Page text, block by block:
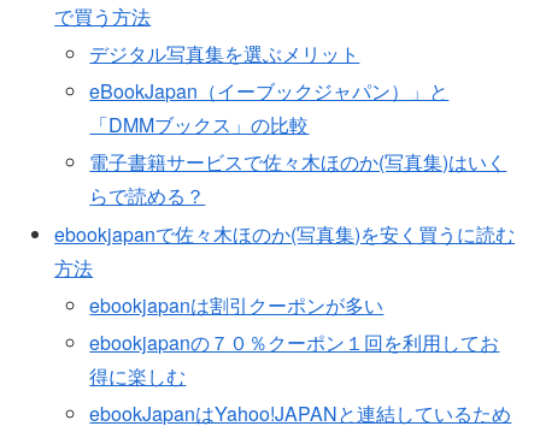
で買う方法
デジタル写真集を選ぶメリット
eBookJapan（イーブックジャパン）」と
「DMMブックス」の比較
電子書籍サービスで佐々木ほのか(写真集)はいく
らで読める？
ebookjapanで佐々木ほのか(写真集)を安く買うに読む
方法
ebookjapanは割引クーポンが多い
ebookjapanの７０％クーポン１回を利用してお
得に楽しむ
ebookJapanはYahoo!JAPANと連結しているため